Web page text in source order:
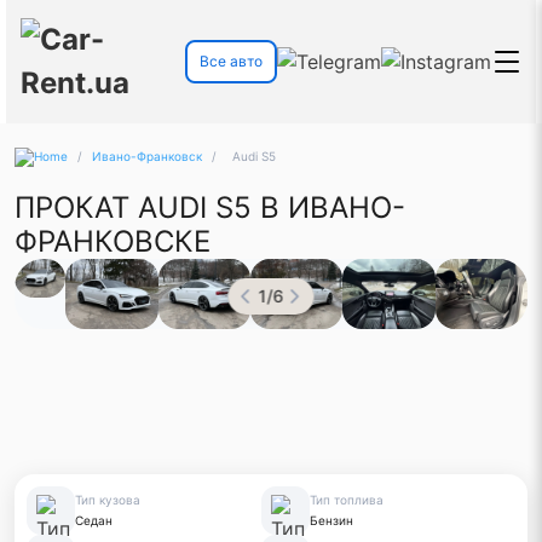
Все авто
/ Ивано-Франковск / Audi S5
ПРОКАТ AUDI S5 В ИВАНО-
ФРАНКОВСКЕ
1/6
Тип кузова
Седан
Тип топлива
Бензин